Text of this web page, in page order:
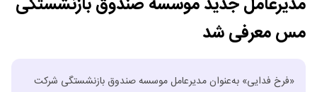
مس معرفی شد
«فرخ فدایی» به‌عنوان مدیرعامل موسسه صندوق بازنشستگی شرکت